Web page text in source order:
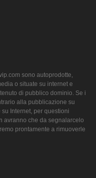
sono autoprodotte,
o situate su internet e
di pubblico dominio. Se i
alla pubblicazione su
Internet, per questioni
avranno che da segnalarcelo
prontamente a rimuoverle